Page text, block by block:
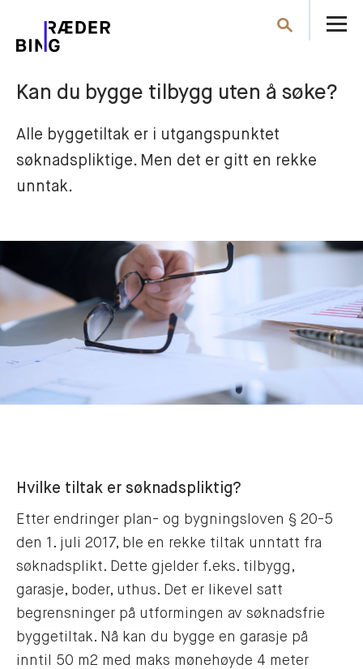
Søk
Kan du bygge tilbygg uten å søke?
Alle byggetiltak er i utgangspunktet
søknadspliktige. Men det er gitt en rekke
unntak.
Hvilke tiltak er søknadspliktig?
Etter endringer plan- og bygningsloven § 20-5
den 1. juli 2017, ble en rekke tiltak unntatt fra
søknadsplikt. Dette gjelder f.eks. tilbygg,
garasje, boder, uthus. Det er likevel satt
begrensninger på utformingen av søknadsfrie
byggetiltak. Nå kan du bygge en garasje på
inntil 50 m2 med maks mønehøyde 4 meter